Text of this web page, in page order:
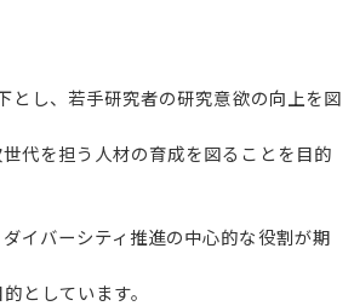
し、若手研究者の研究意欲の向上を図
代を担う人材の育成を図ることを目的
イバーシティ推進の中心的な役割が期
としています。